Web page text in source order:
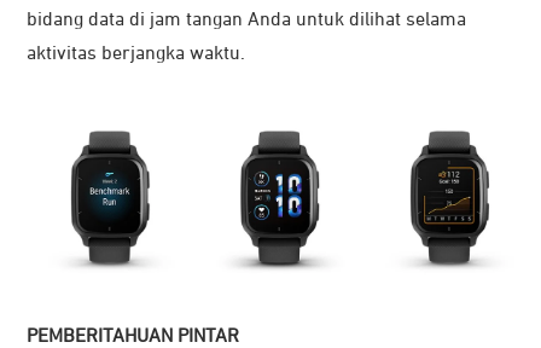
bidang data di jam tangan Anda untuk dilihat selama
aktivitas berjangka waktu.
PEMBERITAHUAN PINTAR